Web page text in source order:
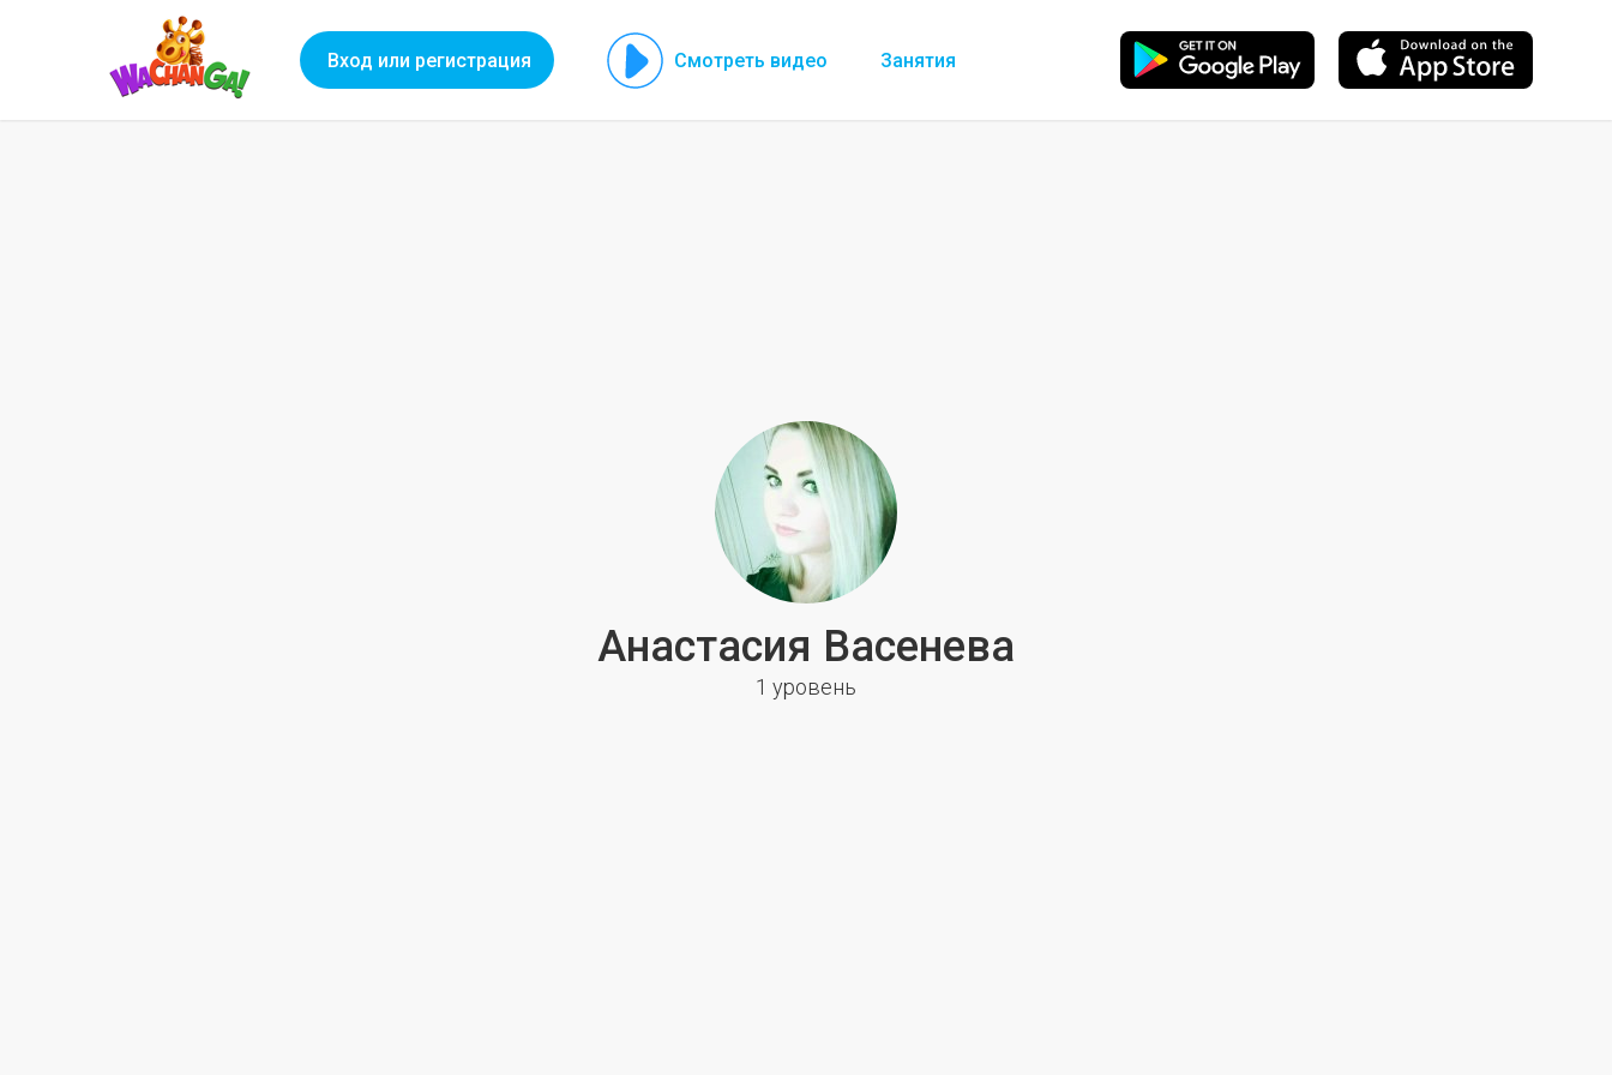
Вход или регистрация Смотреть видео Занятия
Анастасия Васенева
1 уровень